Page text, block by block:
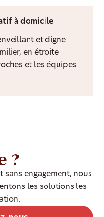
à domicile
et digne
en étroite
et les équipes
?
sans engagement, nous
les solutions les